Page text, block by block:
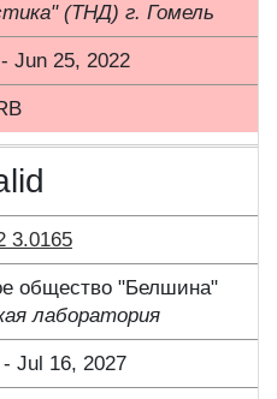
(ТНД) г. Гомель
Jun 25, 2022
3.0165
общество "Белшина"
лаборатория
Jul 16, 2027